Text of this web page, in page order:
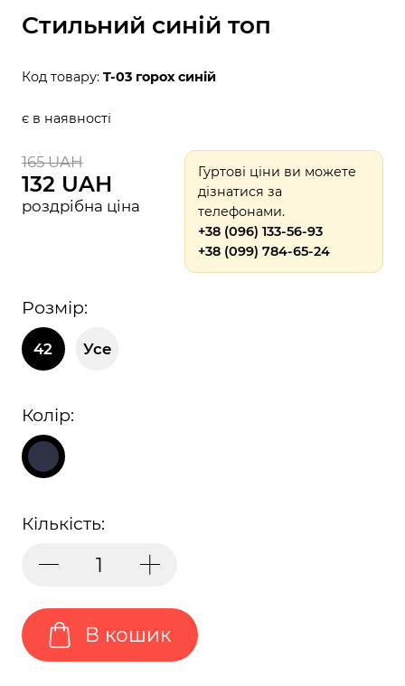
Стильний синій топ
Код товару: T-03 горох синій
є в наявності
165 UAH
132 UAH
роздрібна ціна
Гуртові ціни ви можете
дізнатися за
телефонами.
+38 (096) 133-56-93
+38 (099) 784-65-24
Розмір:
42 Усе
Колір:
Кількість:
В кошик